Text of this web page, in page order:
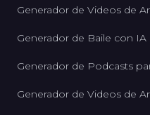
Generador de Videos de
Generador de Baile con IA
Generador de Podcasts
Generador de Videos de